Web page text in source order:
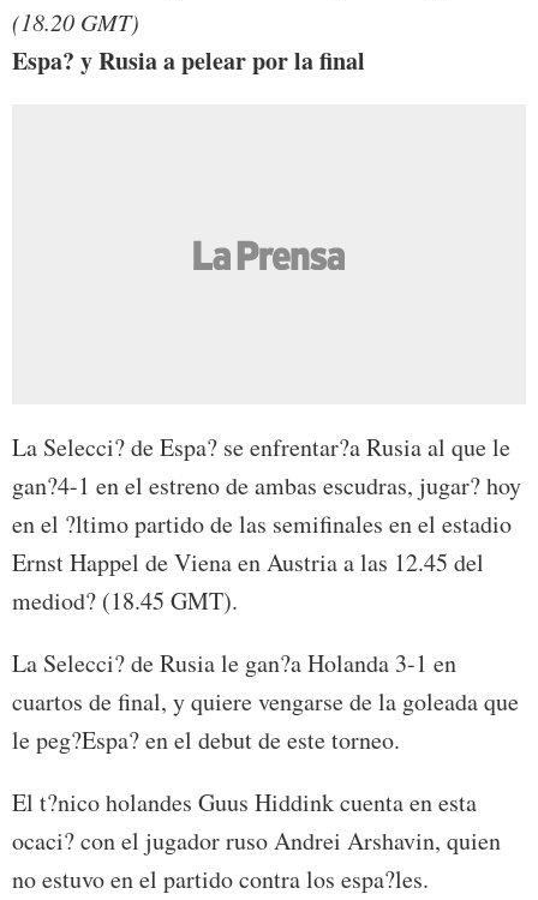
(18.20 GMT)
Espa? y Rusia a pelear por la final
La Selecci? de Espa? se enfrentar?a Rusia al que le
gan?4-1 en el estreno de ambas escudras, jugar? hoy
en el ?ltimo partido de las semifinales en el estadio
Ernst Happel de Viena en Austria a las 12.45 del
mediod? (18.45 GMT).
La Selecci? de Rusia le gan?a Holanda 3-1 en
cuartos de final, y quiere vengarse de la goleada que
le peg?Espa? en el debut de este torneo.
El t?nico holandes Guus Hiddink cuenta en esta
ocaci? con el jugador ruso Andrei Arshavin, quien
no estuvo en el partido contra los espa?les.